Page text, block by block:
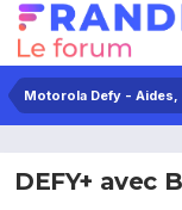
Motorola Defy -
DEFY+ avec